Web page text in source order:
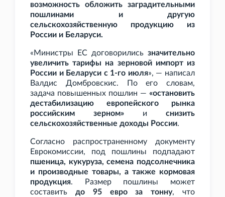
возможность обложить заградительными
пошлинами и другую
сельскохозяйственную продукцию из
России и Беларуси.
«Министры ЕС договорились значительно
увеличить тарифы на зерновой импорт из
России и Беларуси с 1-го июля», — написал
Валдис Домбровскис. По его словам,
задача повышенных пошлин — «остановить
дестабилизацию европейского рынка
российским зерном» и снизить
сельскохозяйственные доходы России.
Согласно распространенному документу
Еврокомиссии, под пошлины подпадают
пшеница, кукуруза, семена подсолнечника
и производные товары, а также кормовая
продукция. Размер пошлины может
составить до 95 евро за тонну, что